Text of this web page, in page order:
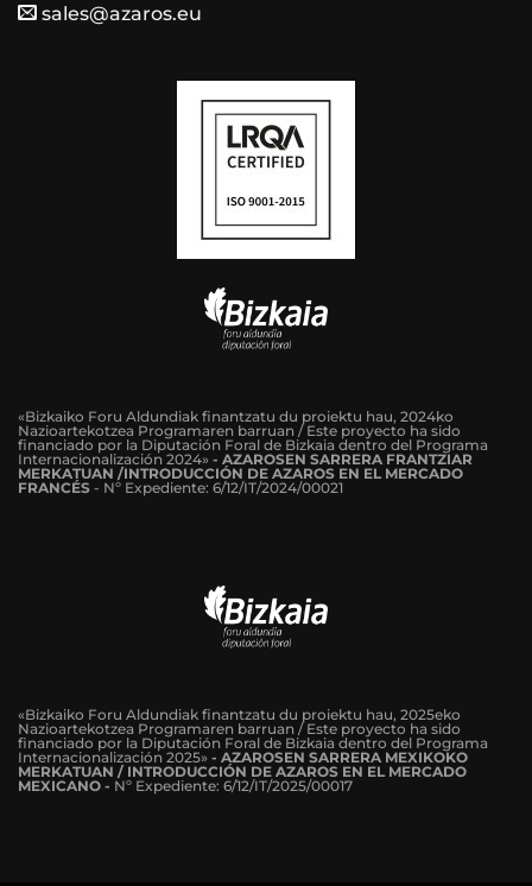
sales@azaros.eu
«Bizkaiko Foru Aldundiak finantzatu du proiektu hau, 2024ko
Nazioartekotzea Programaren barruan / Este proyecto ha sido
financiado por la Diputación Foral de Bizkaia dentro del Programa
Internacionalización 2024» - AZAROSEN SARRERA FRANTZIAR
MERKATUAN /INTRODUCCIÓN DE AZAROS EN EL MERCADO
FRANCÉS - Nº Expediente: 6/12/IT/2024/00021
«Bizkaiko Foru Aldundiak finantzatu du proiektu hau, 2025eko
Nazioartekotzea Programaren barruan / Este proyecto ha sido
financiado por la Diputación Foral de Bizkaia dentro del Programa
Internacionalización 2025» - AZAROSEN SARRERA MEXIKOKO
MERKATUAN / INTRODUCCIÓN DE AZAROS EN EL MERCADO
MEXICANO - Nº Expediente: 6/12/IT/2025/00017